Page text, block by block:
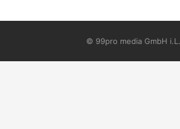
© 99pro media GmbH i.L.